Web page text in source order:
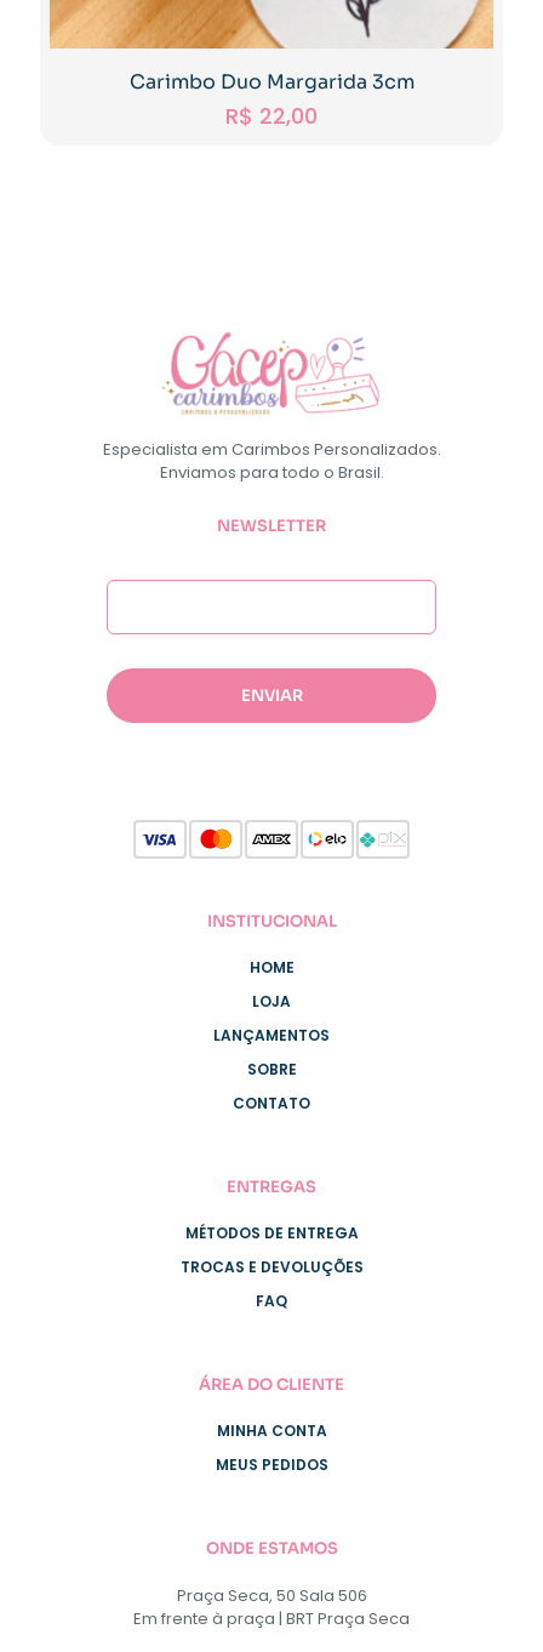
Carimbo Duo Margarida 3cm
R$ 22,00
Especialista em Carimbos Personalizados.
Enviamos para todo o Brasil.
NEWSLETTER
INSTITUCIONAL
HOME
LOJA
LANÇAMENTOS
SOBRE
CONTATO
ENTREGAS
MÉTODOS DE ENTREGA
TROCAS E DEVOLUÇÕES
FAQ
ÁREA DO CLIENTE
MINHA CONTA
MEUS PEDIDOS
ONDE ESTAMOS
Praça Seca, 50 Sala 506
Em frente à praça | BRT Praça Seca